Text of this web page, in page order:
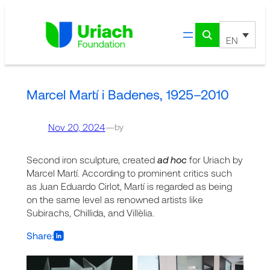
EN
Marcel Martí i Badenes, 1925–2010
Nov 20, 2024—by
Second iron sculpture, created ad hocfor Uriach by
Marcel Martí. According to prominent critics such
as Juan Eduardo Cirlot, Martí is regarded as being
on the same level as renowned artists like
Subirachs, Chillida, and Villèlia.
Share: